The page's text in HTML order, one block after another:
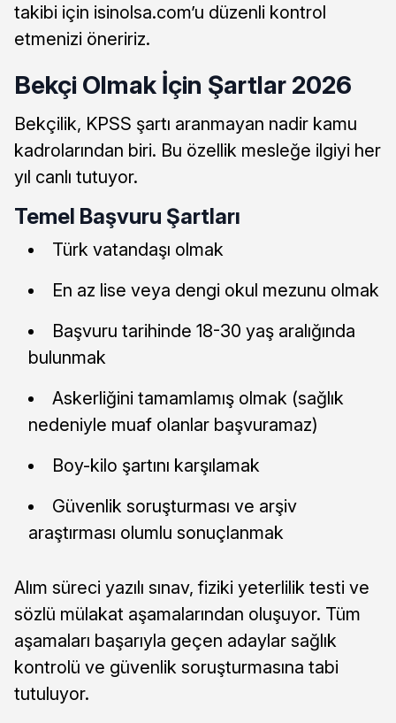
takibi için isinolsa.com’u düzenli kontrol
etmenizi öneririz.
Bekçi Olmak İçin Şartlar 2026
Bekçilik, KPSS şartı aranmayan nadir kamu
kadrolarından biri. Bu özellik mesleğe ilgiyi her
yıl canlı tutuyor.
Temel Başvuru Şartları
Türk vatandaşı olmak
En az lise veya dengi okul mezunu olmak
Başvuru tarihinde 18-30 yaş aralığında
bulunmak
Askerliğini tamamlamış olmak (sağlık
nedeniyle muaf olanlar başvuramaz)
Boy-kilo şartını karşılamak
Güvenlik soruşturması ve arşiv
araştırması olumlu sonuçlanmak
Alım süreci yazılı sınav, fiziki yeterlilik testi ve
sözlü mülakat aşamalarından oluşuyor. Tüm
aşamaları başarıyla geçen adaylar sağlık
kontrolü ve güvenlik soruşturmasına tabi
tutuluyor.